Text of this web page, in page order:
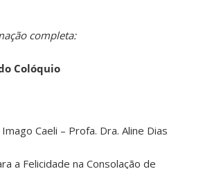
completa:
Colóquio
Caeli – Profa. Dra. Aline Dias
a Felicidade na Consolação de